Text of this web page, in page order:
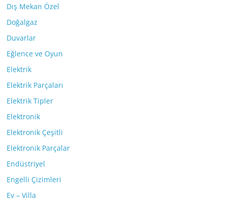
Dış Mekan Özel
Doğalgaz
Duvarlar
Eğlence ve Oyun
Elektrik
Elektrik Parçaları
Elektrik Tipler
Elektronik
Elektronik Çeşitli
Elektronik Parçalar
Endüstriyel
Engelli Çizimleri
Ev – Villa